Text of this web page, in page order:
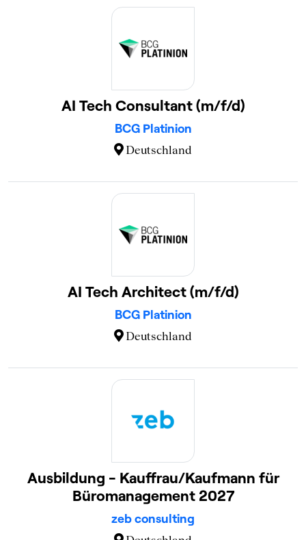
AI Tech Consultant (m/f/d)
BCG Platinion
Deutschland
AI Tech Architect (m/f/d)
BCG Platinion
Deutschland
Ausbildung - Kauffrau/Kaufmann für
Büromanagement 2027
zeb consulting